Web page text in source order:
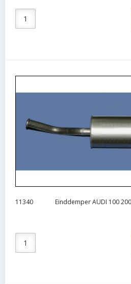
11340 Einddemper AUDI 100 200